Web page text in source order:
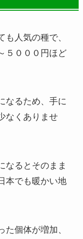
人気の種で、
５０００円ほど
なるため、手に
なくありませ
なるとそのまま
本でも暖かい地
個体が増加、